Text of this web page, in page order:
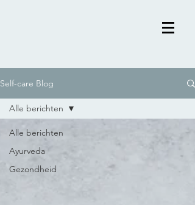
Self-care Blog
Alle berichten
Ayurveda
Gezondheid
Alle berichten